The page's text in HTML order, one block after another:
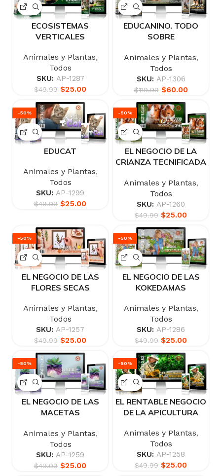
ECOSISTEMAS
VERTICALES
Animales y Plantas,
Todos
SKU: AP-1287
$49.99 $25.00
EDUCANINO. TODO
SOBRE
CANINO
Animales y Plantas,
Todos
SKU: AP-1306
$119.99 $60.00
-50%
EDUCAT
Animales y Plantas,
Todos
SKU: AP-1299
$49.99 $25.00
-50%
EL NEGOCIO DE LA
CRIANZA TECNIFICADA
Animales y Plantas,
Todos
SKU: AP-1260
$49.99 $25.00
-50%
EL NEGOCIO DE LAS
FLORES SECAS
Animales y Plantas,
Todos
SKU: AP-1257
$49.99 $25.00
-50%
EL NEGOCIO DE LAS
KOKEDAMAS
Animales y Plantas,
Todos
SKU: AP-1286
$49.99 $25.00
-50%
EL NEGOCIO DE LAS
MACETAS
GEODAS
Animales y Plantas,
Todos
SKU: AP-1259
$49.99 $25.00
-50%
EL RENTABLE NEGOCIO
DE LA APICULTURA
Animales y Plantas,
Todos
SKU: AP-1258
$49.99 $25.00